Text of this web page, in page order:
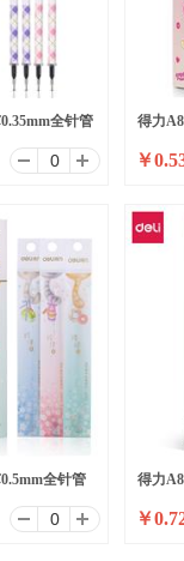
全针管 得力
(黑)(支)
￥
全针管 得力
￥